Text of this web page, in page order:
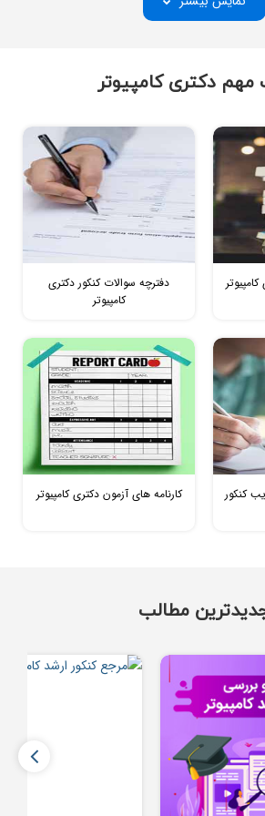
آی تی
منابع کنکور ارشد هوش مصنوعی
ارشد انتخاب رشته کنکور ارشد کامپیوتر
مهم دکتری کامپیوتر
دفترچه سوالات کنکور دکتری
کامپیوتر
کنکور
کارنامه های آزمون دکتری کامپیوتر
مطالب